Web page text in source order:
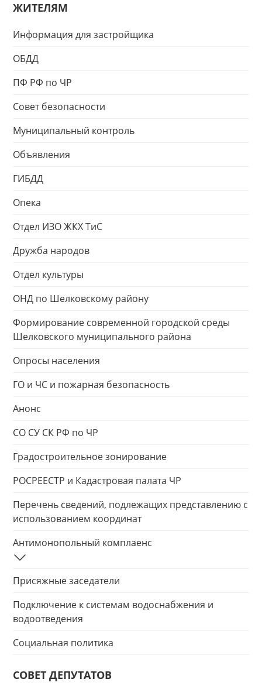
ЖИТЕЛЯМ
Информация для застройщика
ОБДД
ПФ РФ по ЧР
Совет безопасности
Муниципальный контроль
Объявления
ГИБДД
Опека
Отдел ИЗО ЖКХ ТиС
Дружба народов
Отдел культуры
ОНД по Шелковскому району
Формирование современной городской среды
Шелковского муниципального района
Опросы населения
ГО и ЧС и пожарная безопасность
Анонс
СО СУ СК РФ по ЧР
Градостроительное зонирование
РОСРЕЕСТР и Кадастровая палата ЧР
Перечень сведений, подлежащих представлению с
использованием координат
Антимонопольный комплаенс
Присяжные заседатели
Подключение к системам водоснабжения и
водоотведения
Социальная политика
СОВЕТ ДЕПУТАТОВ